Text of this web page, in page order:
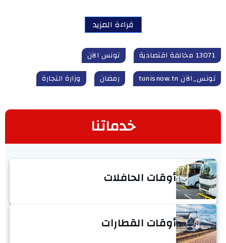
قراءة المزيد
13071 مخالفة اقتصادية
تونس الآن
تونس_الآن tunisnow.tn
رمضان وزارة التجارة
خدماتنا
أوقات الحافلات
أوقات القطارات